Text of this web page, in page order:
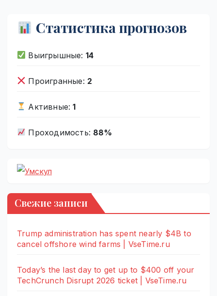
Статистика прогнозов
Выигрышные: 14
Проигранные: 2
Активные:1
Проходимость: 88%
Свежие записи
Trump administration has spent nearly $4B to
cancel offshore wind farms | VseTime.ru
Today’s the last day to get up to $400 off your
TechCrunch Disrupt 2026 ticket | VseTime.ru